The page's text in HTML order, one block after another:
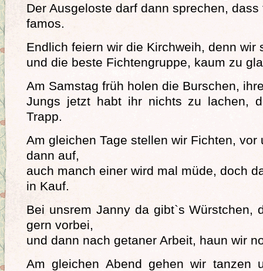
Der Ausgeloste darf dann sprechen,
famos.
Endlich feiern wir die Kirchweih, denn wir
und die beste Fichtengruppe, kaum zu
Am Samstag früh holen die Burschen,
Jungs jetzt habt ihr nichts zu lachen,
Trapp.
Am gleichen Tage stellen wir Fichten, vor
dann auf,
auch manch einer wird mal müde, doch
in Kauf.
Bei unsrem Janny da gibt`s Würstchen,
gern vorbei,
und dann nach getaner Arbeit, haun wir
Am gleichen Abend gehen wir tanzen